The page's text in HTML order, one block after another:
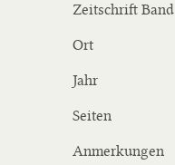
Zeitschrift Band
Ort
Jahr
Seiten
Anmerkungen